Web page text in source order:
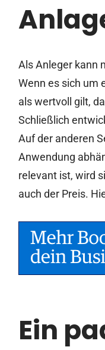
Als Anleger kann
Wenn es sich um
als wertvoll gilt,
Schließlich
Auf der anderen
Anwendung
relevant ist, wird
auch der Preis.
Ein